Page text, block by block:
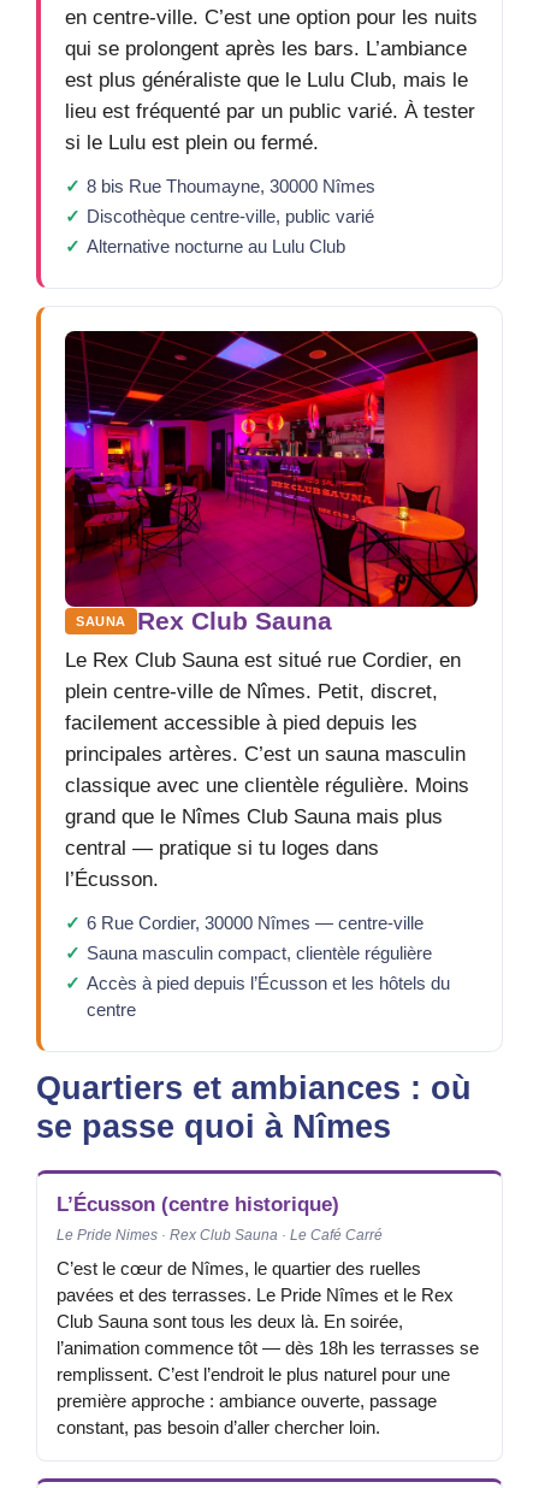
en centre-ville. C’est une option pour les nuits
qui se prolongent après les bars. L’ambiance
est plus généraliste que le Lulu Club, mais le
lieu est fréquenté par un public varié. À tester
si le Lulu est plein ou fermé.
8 bis Rue Thoumayne, 30000 Nîmes
Discothèque centre-ville, public varié
Alternative nocturne au Lulu Club
SAUNA Rex Club Sauna
Le Rex Club Sauna est situé rue Cordier, en
plein centre-ville de Nîmes. Petit, discret,
facilement accessible à pied depuis les
principales artères. C’est un sauna masculin
classique avec une clientèle régulière. Moins
grand que le Nîmes Club Sauna mais plus
central — pratique si tu loges dans
l’Écusson.
6 Rue Cordier, 30000 Nîmes — centre-ville
Sauna masculin compact, clientèle régulière
Accès à pied depuis l’Écusson et les hôtels du
centre
Quartiers et ambiances : où
se passe quoi à Nîmes
L’Écusson (centre historique)
Le Pride Nimes · Rex Club Sauna · Le Café Carré
C’est le cœur de Nîmes, le quartier des ruelles
pavées et des terrasses. Le Pride Nîmes et le Rex
Club Sauna sont tous les deux là. En soirée,
l’animation commence tôt — dès 18h les terrasses se
remplissent. C’est l’endroit le plus naturel pour une
première approche : ambiance ouverte, passage
constant, pas besoin d’aller chercher loin.